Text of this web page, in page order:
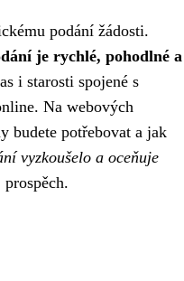
podání žádosti.
je rychlé, pohodlné a
i starosti spojené s
Na webových
budete potřebovat a jak
vyzkoušelo a oceňuje